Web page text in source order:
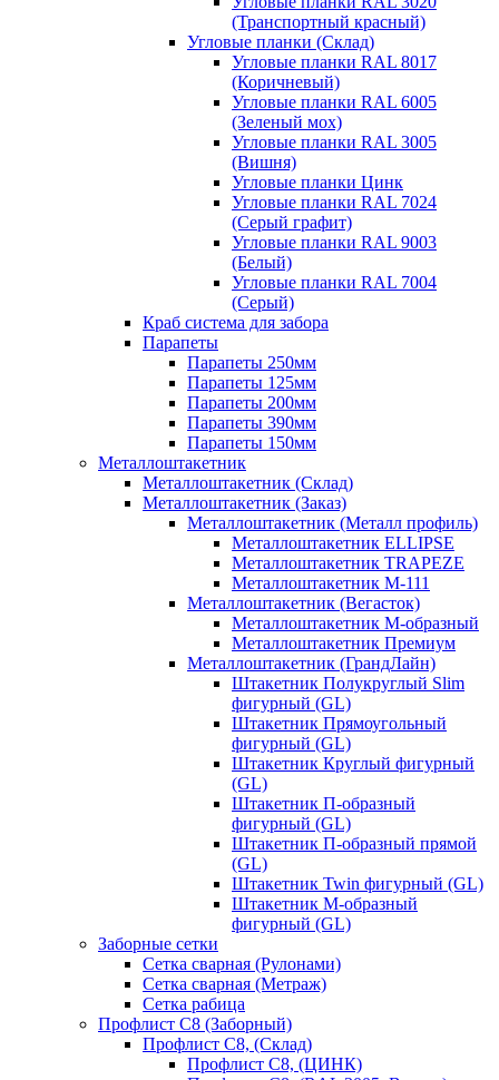
(Транспортный красный)
Угловые планки (Склад)
Угловые планки RAL 8017
(Коричневый)
Угловые планки RAL 6005
(Зеленый мох)
Угловые планки RAL 3005
(Вишня)
Угловые планки Цинк
Угловые планки RAL 7024
(Серый графит)
Угловые планки RAL 9003
(Белый)
Угловые планки RAL 7004
(Серый)
Краб система для забора
Парапеты
Парапеты 250мм
Парапеты 125мм
Парапеты 200мм
Парапеты 390мм
Парапеты 150мм
Металлоштакетник
Металлоштакетник (Склад)
Металлоштакетник (Заказ)
Металлоштакетник (Металл профиль)
Металлоштакетник ELLIPSE
Металлоштакетник TRAPEZE
Металлоштакетник М-111
Металлоштакетник (Вегасток)
Металлоштакетник М-образный
Металлоштакетник Премиум
Металлоштакетник (ГрандЛайн)
Штакетник Полукруглый Slim
фигурный (GL)
Штакетник Прямоугольный
фигурный (GL)
Штакетник Круглый фигурный
(GL)
Штакетник П-образный
фигурный (GL)
Штакетник П-образный прямой
(GL)
Штакетник Twin фигурный (GL)
Штакетник М-образный
фигурный (GL)
Заборные сетки
Сетка сварная (Рулонами)
Сетка сварная (Метраж)
Сетка рабица
Профлист С8 (Заборный)
Профлист С8, (Склад)
Профлист С8, (ЦИНК)